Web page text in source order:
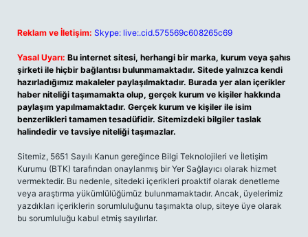
Reklam ve İletişim: Skype: live:.cid.575569c608265c69
Yasal Uyarı: Bu internet sitesi, herhangi bir marka, kurum veya şahıs
şirketi ile hiçbir bağlantısı bulunmamaktadır. Sitede yalnızca kendi
hazırladığımız makaleler paylaşılmaktadır. Burada yer alan içerikler
haber niteliği taşımamakta olup, gerçek kurum ve kişiler hakkında
paylaşım yapılmamaktadır. Gerçek kurum ve kişiler ile isim
benzerlikleri tamamen tesadüfidir. Sitemizdeki bilgiler taslak
halindedir ve tavsiye niteliği taşımazlar.
Sitemiz, 5651 Sayılı Kanun gereğince Bilgi Teknolojileri ve İletişim
Kurumu (BTK) tarafından onaylanmış bir Yer Sağlayıcı olarak hizmet
vermektedir. Bu nedenle, sitedeki içerikleri proaktif olarak denetleme
veya araştırma yükümlülüğümüz bulunmamaktadır. Ancak, üyelerimiz
yazdıkları içeriklerin sorumluluğunu taşımakta olup, siteye üye olarak
bu sorumluluğu kabul etmiş sayılırlar.